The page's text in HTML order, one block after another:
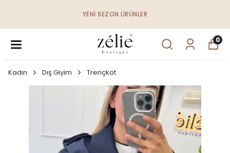
YENI SEZON ÜRÜNLER
0
Kadın Dış Giyim Trençkot